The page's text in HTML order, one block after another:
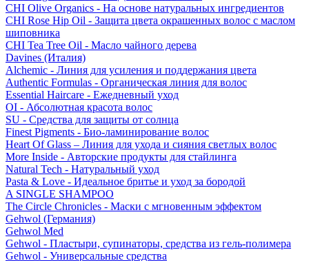
CHI Olive Organics - На основе натуральных ингредиентов
CHI Rose Hip Oil - Защита цвета окрашенных волос с маслом
шиповника
CHI Tea Tree Oil - Масло чайного дерева
Davines (Италия)
Alchemic - Линия для усиления и поддержания цвета
Authentic Formulas - Органическая линия для волос
Essential Haircare - Eжедневный уход
OI - Абсолютная красота волос
SU - Средства для защиты от солнца
Finest Pigments - Био-ламинирование волос
Heart Of Glass – Линия для ухода и сияния светлых волос
More Inside - Авторские продукты для стайлинга
Natural Tech - Натуральный уход
Pasta & Love - Идеальное бритье и уход за бородой
A SINGLE SHAMPOO
The Circle Chronicles - Маски с мгновенным эффектом
Gehwol (Германия)
Gehwol Med
Gehwol - Пластыри, супинаторы, средства из гель-полимера
Gehwol - Универсальные средства